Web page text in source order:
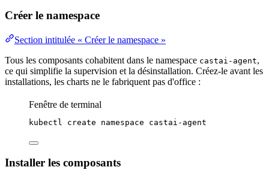
Créer le namespace
Section intitulée « Créer le namespace »
Tous les composants cohabitent dans le namespace castai-agent,
ce qui simplifie la supervision et la désinstallation. Créez-le avant les
installations, les charts ne le fabriquent pas d'office :
Fenêtre de terminal
kubectl create namespace castai-agent
Installer les composants